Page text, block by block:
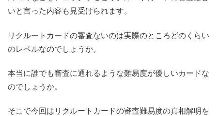
いと言った内容も見受けられます。
リクルートカードの審査ないのは実際のところどのくらい
のレベルなのでしょうか。
本当に誰でも審査に通れるような難易度が優しいカードな
のでしょうか。
そこで今回はリクルートカードの審査難易度の真相解明を